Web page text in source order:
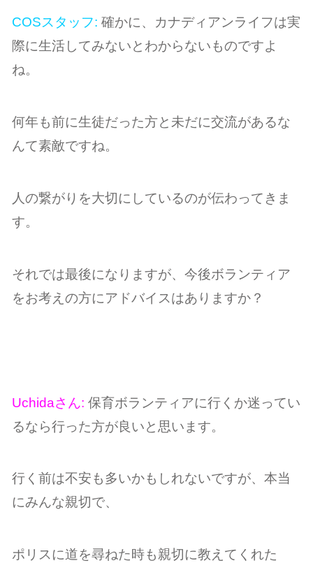
COSスタッフ: 確かに、カナディアンライフは実
際に生活してみないとわからないものですよ
ね。
何年も前に生徒だった方と未だに交流があるな
んて素敵ですね。
人の繋がりを大切にしているのが伝わってきま
す。
それでは最後になりますが、今後ボランティア
をお考えの方にアドバイスはありますか？
Uchidaさん:保育ボランティアに行くか迷ってい
るなら行った方が良いと思います。
行く前は不安も多いかもしれないですが、本当
にみんな親切で、
ポリスに道を尋ねた時も親切に教えてくれた